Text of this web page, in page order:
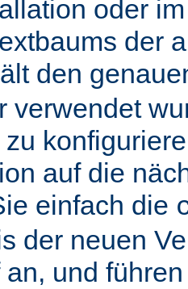
oder
der
den
verwendet
auf die
einfach die
der neuen
und